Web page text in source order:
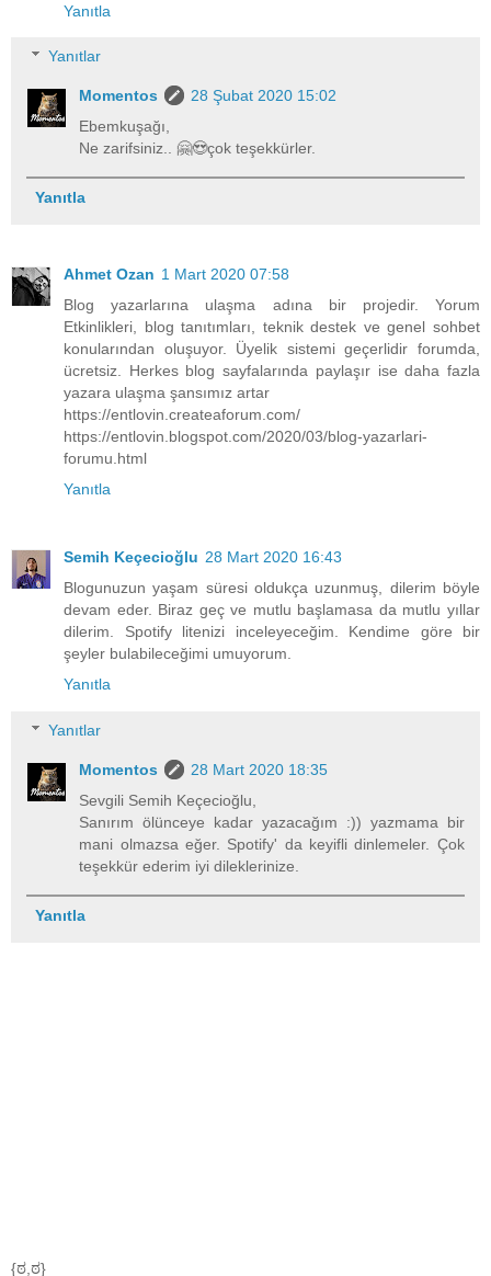
Yanıtla
Yanıtlar
Momentos
28 Şubat 2020 15:02
Ebemkuşağı,
Ne zarifsiniz.. 🤗😍çok teşekkürler.
Yanıtla
Ahmet Ozan 1 Mart 2020 07:58
Blog yazarlarına ulaşma adına bir projedir. Yorum
Etkinlikleri, blog tanıtımları, teknik destek ve genel sohbet
konularından oluşuyor. Üyelik sistemi geçerlidir forumda,
ücretsiz. Herkes blog sayfalarında paylaşır ise daha fazla
yazara ulaşma şansımız artar
https://entlovin.createaforum.com/
https://entlovin.blogspot.com/2020/03/blog-yazarlari-
forumu.html
Yanıtla
Semih Keçecioğlu 28 Mart 2020 16:43
Blogunuzun yaşam süresi oldukça uzunmuş, dilerim böyle
devam eder. Biraz geç ve mutlu başlamasa da mutlu yıllar
dilerim. Spotify litenizi inceleyeceğim. Kendime göre bir
şeyler bulabileceğimi umuyorum.
Yanıtla
Yanıtlar
Momentos
28 Mart 2020 18:35
Sevgili Semih Keçecioğlu,
Sanırım ölünceye kadar yazacağım :)) yazmama bir
mani olmazsa eğer. Spotify' da keyifli dinlemeler. Çok
teşekkür ederim iyi dileklerinize.
Yanıtla
{ಠ,ಠ}